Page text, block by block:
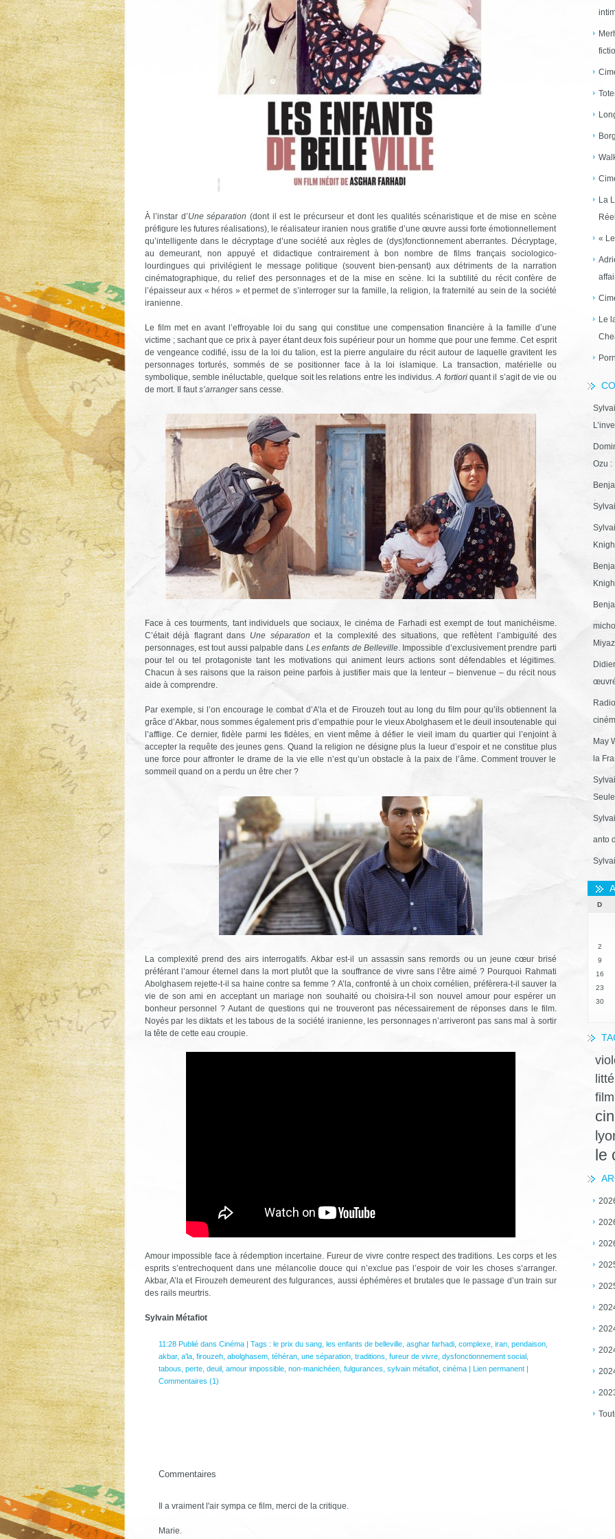
La
«
Le
Ozu :
Didier
May
la
anto
D
2
9
16
23
30
film
le
À l’instar d’Une séparation (dont il est le précurseur et dont les qualités scénaristique et de mise en scène
préfigure les futures réalisations), le réalisateur iranien nous gratifie d’une œuvre aussi forte émotionnellement
qu’intelligente dans le décryptage d’une société aux règles de (dys)fonctionnement aberrantes. Décryptage,
au demeurant, non appuyé et didactique contrairement à bon nombre de films français sociologico-
lourdingues qui privilégient le message politique (souvent bien-pensant) aux détriments de la narration
cinématographique, du relief des personnages et de la mise en scène. Ici la subtilité du récit confère de
l’épaisseur aux « héros » et permet de s’interroger sur la famille, la religion, la fraternité au sein de la société
iranienne.
Le film met en avant l’effroyable loi du sang qui constitue une compensation financière à la famille d’une
victime ; sachant que ce prix à payer étant deux fois supérieur pour un homme que pour une femme. Cet esprit
de vengeance codifié, issu de la loi du talion, est la pierre angulaire du récit autour de laquelle gravitent les
personnages torturés, sommés de se positionner face à la loi islamique. La transaction, matérielle ou
symbolique, semble inéluctable, quelque soit les relations entre les individus.A fortioriquant il s’agit de vie ou
de mort. Il faut s’arrangersans cesse.
Face à ces tourments, tant individuels que sociaux, le cinéma de Farhadi est exempt de tout manichéisme.
C’était déjà flagrant dans Une séparation et la complexité des situations, que reflètent l’ambiguïté des
personnages, est tout aussi palpable dans Les enfants de Belleville. Impossible d’exclusivement prendre parti
pour tel ou tel protagoniste tant les motivations qui animent leurs actions sont défendables et légitimes.
Chacun à ses raisons que la raison peine parfois à justifier mais que la lenteur – bienvenue – du récit nous
aide à comprendre.
Par exemple, si l’on encourage le combat d’A’la et de Firouzeh tout au long du film pour qu’ils obtiennent la
grâce d’Akbar, nous sommes également pris d’empathie pour le vieux Abolghasem et le deuil insoutenable qui
l’afflige. Ce dernier, fidèle parmi les fidèles, en vient même à défier le vieil imam du quartier qui l’enjoint à
accepter la requête des jeunes gens. Quand la religion ne désigne plus la lueur d’espoir et ne constitue plus
une force pour affronter le drame de la vie elle n’est qu’un obstacle à la paix de l’âme. Comment trouver le
sommeil quand on a perdu un être cher ?
La complexité prend des airs interrogatifs. Akbar est-il un assassin sans remords ou un jeune cœur brisé
préférant l’amour éternel dans la mort plutôt que la souffrance de vivre sans l’être aimé ? Pourquoi Rahmati
Abolghasem rejette-t-il sa haine contre sa femme ? A’la, confronté à un choix cornélien, préfèrera-t-il sauver la
vie de son ami en acceptant un mariage non souhaité ou choisira-t-il son nouvel amour pour espérer un
bonheur personnel ? Autant de questions qui ne trouveront pas nécessairement de réponses dans le film.
Noyés par les diktats et les tabous de la société iranienne, les personnages n’arriveront pas sans mal à sortir
la tête de cette eau croupie.
Amour impossible face à rédemption incertaine. Fureur de vivre contre respect des traditions. Les corps et les
esprits s’entrechoquent dans une mélancolie douce qui n’exclue pas l’espoir de voir les choses s’arranger.
Akbar, A’la et Firouzeh demeurent des fulgurances, aussi éphémères et brutales que le passage d’un train sur
des rails meurtris.
Sylvain Métafiot
11:28 Publié dans Cinéma| Tags : le prix du sang, les enfants de belleville, asghar farhadi, complexe, iran, pendaison,
akbar, a'la, firouzeh, abolghasem, téhéran, une séparation, traditions fureur de vivre, dysfonctionnement social,
tabous perte, deuil, amour impossible, non-manichéen, fulgurances sylvain métafiot, cinéma| Lien permanent|
Commentaires (1)
Commentaires
Il a vraiment l'air sympa ce film, merci de la critique.
Marie.